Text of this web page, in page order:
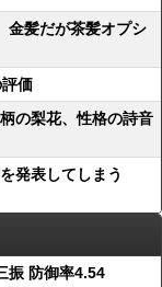
髪だが茶髪オプシ
価
の梨花、性格の詩音
発表してしまう
振 防御率4.54